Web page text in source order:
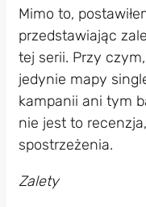
Mimo to,
przedstawiając
tej serii. Przy
jedynie mapy
kampanii ani tym
nie jest to
spostrzeżenia.
Zalety